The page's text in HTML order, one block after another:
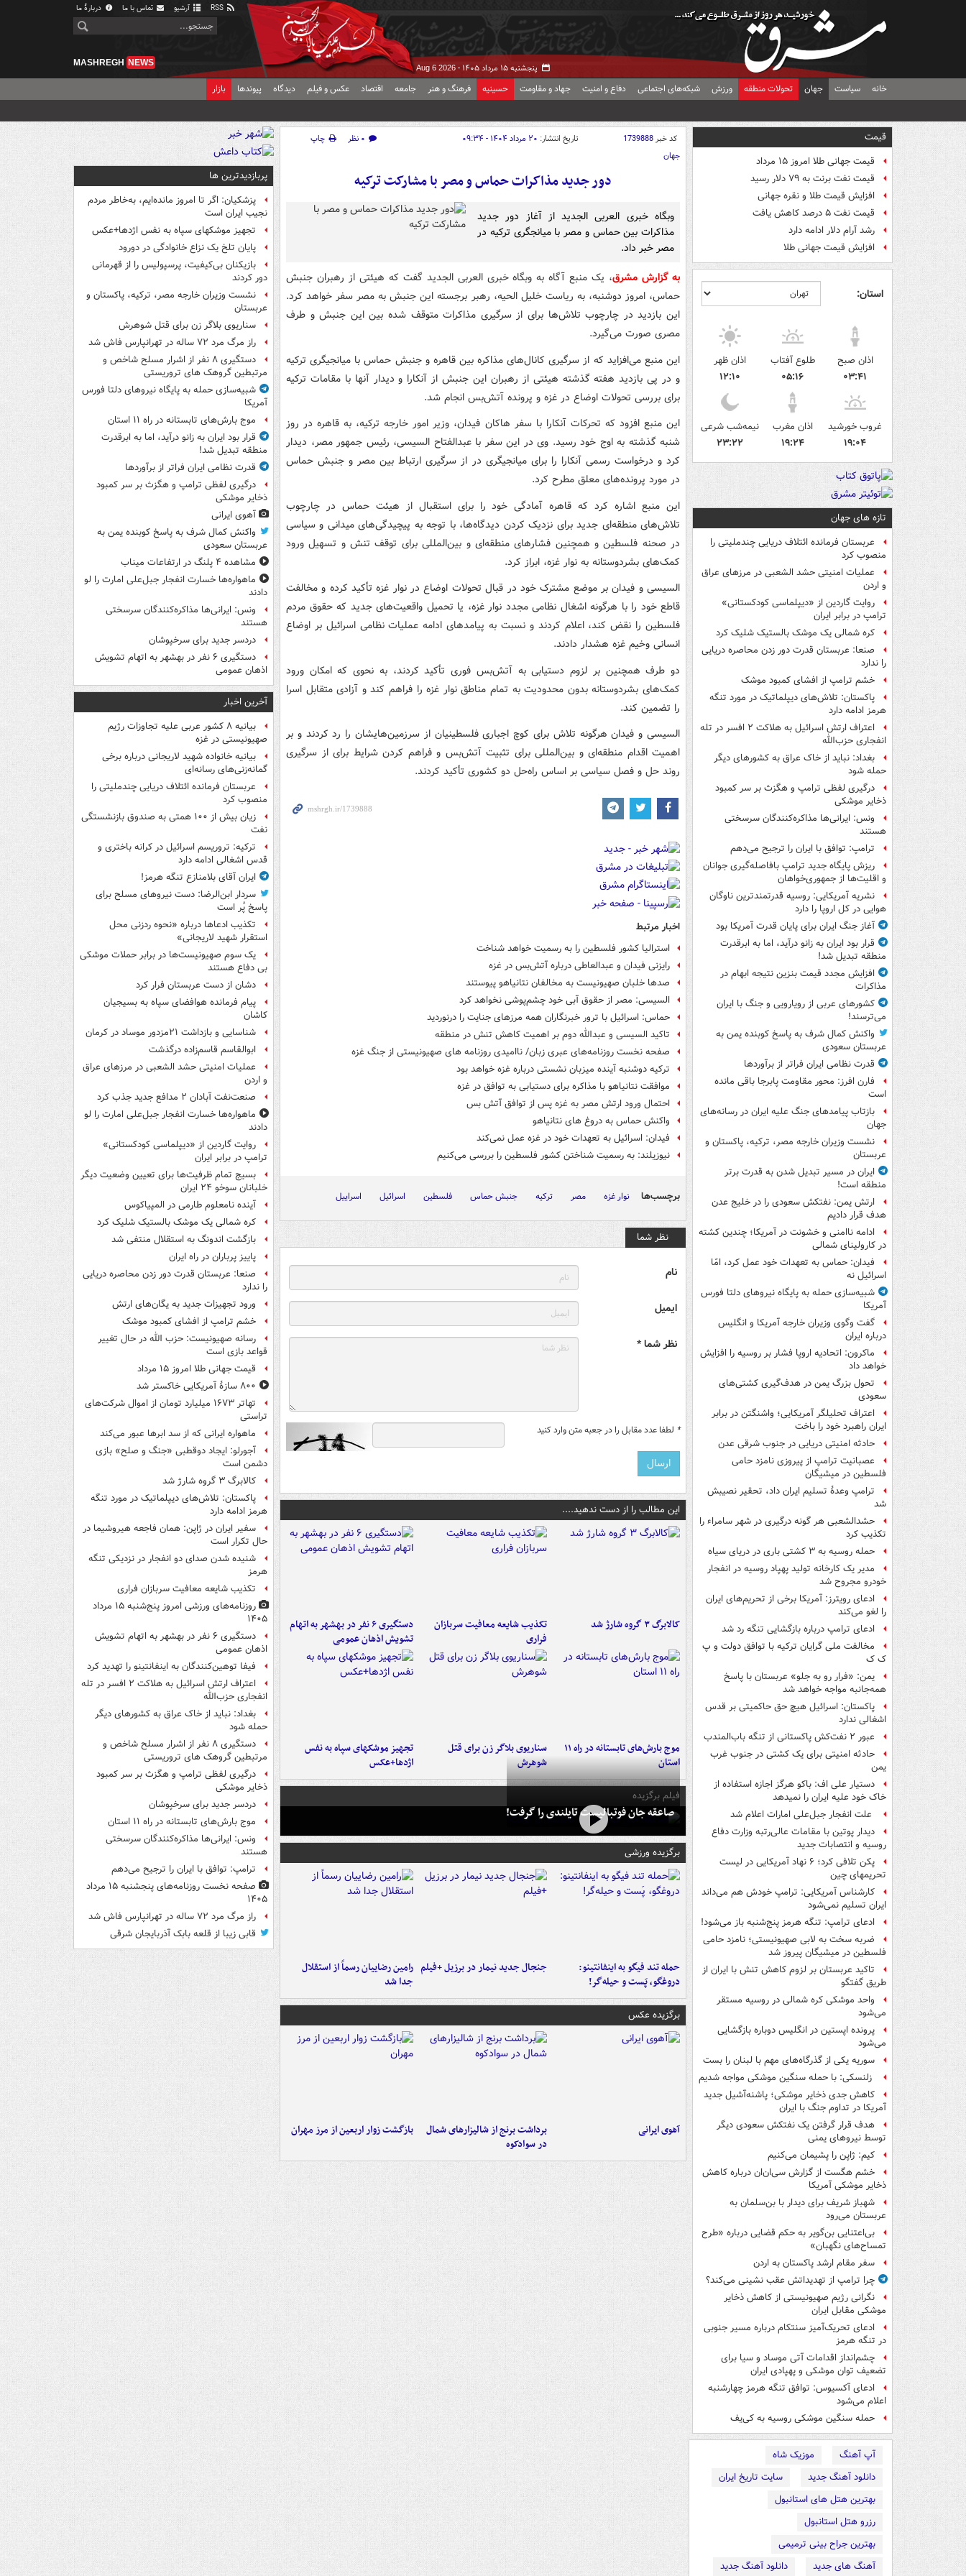
آرشیو تماس با ما دربارهٔ ما
پنجشنبه ۱۵ مرداد ۱۴۰۵ - Aug 6 2026
MASHREGH NEWS
خانه سیاست جهان تحولات منطقه ورزش شبکه‌های اجتماعی دفاع و امنیت جهاد و مقاومت حسینیه فرهنگ و هنر جامعه اقتصاد عکس و فیلم دیدگاه پیوندها بازار
قیمت
قیمت جهانی طلا امروز ۱۵ مرداد
قیمت نفت برنت به ۷۹ دلار رسید
افزایش قیمت طلا و نقره جهانی
قیمت نفت ۵ درصد کاهش یافت
رشد آرام دلار ادامه دارد
افزایش قیمت جهانی طلا
استان:
اذان صبح
۰۳:۴۱
طلوع آفتاب
۰۵:۱۶
اذان ظهر
۱۲:۱۰
غروب خورشید
۱۹:۰۴
اذان مغرب
۱۹:۲۴
نیمه‌شب شرعی
۲۳:۲۲
تازه های جهان
عربستان فرمانده ائتلاف دریایی چندملیتی را
منصوب کرد
عملیات امنیتی حشد الشعبی در مرزهای عراق
و اردن
روایت گاردین از «دیپلماسی کودکستانی»
ترامپ در برابر ایران
کره شمالی یک موشک بالستیک شلیک کرد
صنعا: عربستان قدرت دور زدن محاصره دریایی
را ندارد
خشم ترامپ از افشای کمبود موشک
پاکستان: تلاش‌های دیپلماتیک در مورد تنگه
هرمز ادامه دارد
اعتراف ارتش اسرائیل به هلاکت ۲ افسر در تله
انفجاری حزب‌الله
بغداد: نباید از خاک عراق به کشورهای دیگر
حمله شود
درگیری لفظی ترامپ و هگزث بر سر کمبود
ذخایر موشکی
ونس: ایرانی‌ها مذاکره‌کنندگان سرسختی
هستند
ترامپ: توافق با ایران را ترجیح می‌دهم
ریزش پایگاه جدید ترامپ بافاصله‌گیری جوانان
و اقلیت‌ها از جمهوری‌خواهان
نشریه آمریکایی: روسیه قدرتمندترین ناوگان
هوایی در کل اروپا را دارد
آغاز جنگ ایران برای پایان قدرت آمریکا بود
قرار بود ایران به زانو درآید، اما به ابرقدرت
منطقه تبدیل شد!
افزایش مجدد قیمت بنزین نتیجه ابهام در
مذاکرات
کشورهای عربی از رویارویی و جنگ با ایران
می‌ترسند!
واکنش کمال شرف به پاسخ کوبنده یمن به
عربستان سعودی
قدرت نظامی ایران فراتر از برآوردها
فارن افرز: محور مقاومت پابرجا باقی مانده
است
بازتاب پیامدهای جنگ علیه ایران در رسانه‌های
جهان
نشست وزیران خارجه مصر، ترکیه، پاکستان و
عربستان
ایران در مسیر تبدیل شدن به قدرت برتر
منطقه است!
ارتش یمن: نفتکش سعودی را در خلیج عدن
هدف قرار دادیم
ادامه ناامنی و خشونت در آمریکا؛ چندین کشته
در کارولینای شمالی
فیدان: حماس به تعهدات خود عمل کرد، امّا
اسرائیل نه
شبیه‌سازی حمله به پایگاه نیروهای دلتا فورس
آمریکا
گفت وگوی وزیران خارجه آمریکا و انگلیس
درباره ایران
ماکرون: اتحادیه اروپا فشار بر روسیه را افزایش
خواهد داد
تحول بزرگ یمن در هدف‌گیری کشتی‌های
سعودی
اعتراف تحلیلگر آمریکایی؛ واشنگتن در برابر
ایران راهبرد خود را باخت
حادثه امنیتی دریایی در جنوب شرقی عدن
عصبانیت ترامپ از پیروزی نامزد حامی
فلسطین در میشیگان
ترامپ وعدۀ تسلیم ایران داد، تحقیر نصیبش
شد
حشدالشعبی هر گونه درگیری در شهر سامراء را
تکذیب کرد
حمله روسیه به ۳ کشتی باری در دریای سیاه
مدیر یک کارخانه تولید پهپاد روسیه در انفجار
خودرو مجروح شد
ادعای رویترز: آمریکا برخی از تحریم‌های ایران
را لغو می‌کند
ادعای ترامپ درباره بازگشایی تنگه رد شد
مخالفت ملی گرایان ترکیه با توافق دولت و پ
ک ک
یمن: «فرار رو به جلو» عربستان با پاسخ
همه‌جانبه‌ مواجه خواهد شد
پاکستان: اسرائیل هیچ حق حاکمیتی بر قدس
اشغالی ندارد
عبور ۲ نفت‌کش پاکستانی از تنگه باب‌المندب
حادثه امنیتی برای یک کشتی در جنوب غرب
یمن
دستیار علی اف: باکو هرگز اجازه استفاده از
خاک خود علیه ایران را نمیدهد
علت انفجار جبل‌علی امارات اعلام شد
دیدار پوتین با مقامات عالی‌رتبه وزارت دفاع
روسیه و انتصابات جدید
پکن تلافی کرد؛ ۶ نهاد آمریکایی در لیست
تحریمهای چین
کارشناس آمریکایی: ترامپ خودش هم می‌داند
ایران تسلیم نمی‌شود
ادعای ترامپ: تنگه هرمز پنج‌شنبه باز می‌شود!
ضربه سخت به لابی صهیونیستی؛ نامزد حامی
فلسطین در میشیگان پیروز شد
تاکید عربستان بر لزوم کاهش تنش با ایران از
طریق گفتگو
واحد موشکی کره شمالی در روسیه مستقر
می‌شود
پرونده اپستین در انگلیس دوباره بازگشایی
می‌شود
سوریه یکی از گذرگاه‌های مهم با لبنان را بست
زلنسکی: با حمله سنگین موشکی مواجه شدیم
کاهش جدی ذخایر موشکی؛ پاشنه‌آشیل جدید
آمریکا در تداوم جنگ با ایران
هدف قرار گرفتن یک نفتکش سعودی دیگر
توسط نیروهای یمنی
کیم: ژاپن را پشیمان می‌کنیم
خشم هگست از گزارش سی‌ان‌ان درباره کاهش
ذخایر موشکی آمریکا
شهباز شریف برای دیدار با بن‌سلمان به
عربستان می‌رود
بی‌اعتنایی بن‌گویر به حکم قضایی درباره «طرح
تمساح‌های نگهبان»
سفر مقام ارشد پاکستان به اردن
چرا ترامپ از تهدیداتش عقب نشینی می‌کند؟
نگرانی رژیم صهیونیستی از کاهش ذخایر
موشکی مقابل ایران
ادعای تحریک‌آمیز سنتکام درباره مسیر جنوبی
در تنگه هرمز
چشم‌انداز اقدامات آتی موساد و سیا برای
تضعیف توان موشکی و پهپادی ایران
ادعای آکسیوس: توافق تنگه هرمز چهارشنبه
اعلام می‌شود
حمله سنگین موشکی روسیه به کی‌یف
آپ آهنگ
موزیک شاه
دانلود آهنگ جدید
سایت تاریخ ایران
بهترین هتل های استانبول
رزرو هتل استانبول
بهترین جراح بینی ترمیمی
آهنگ های جدید
دانلود آهنگ جدید
کد خبر1739888 تاریخ انتشار: ۲۰ مرداد ۱۴۰۴ - ۰۹:۳۴ ۰ نظر
چاپ
جهان
دور جدید مذاکرات حماس و مصر با مشارکت ترکیه
وبگاه خبری العربی الجدید از آغاز دور جدید
مذاکرات بین حماس و مصر با میانجگری ترکیه در
مصر خبر داد.
به گزارش مشرق، یک منبع آگاه به وبگاه خبری العربی الجدید گفت که هیئتی از رهبران جنبش
حماس، امروز دوشنبه، به ریاست خلیل الحیه، رهبر برجسته این جنبش به مصر سفر خواهد کرد.
این بازدید در چارچوب تلاش‌ها برای از سرگیری مذاکرات متوقف شده بین این جنبش و طرف
مصری صورت می‌گیرد.
این منبع می‌افزاید که از سرگیری کانال‌های مذاکره بین قاهره و جنبش حماس با میانجیگری ترکیه
و در پی بازدید هفته گذشته هیئتی از رهبران این جنبش از آنکارا و دیدار آنها با مقامات ترکیه
برای بررسی تحولات اوضاع در غزه و پرونده آتش‌بس انجام شد.
این منبع افزود که تحرکات آنکارا با سفر هاکان فیدان، وزیر امور خارجه ترکیه، به قاهره در روز
شنبه گذشته به اوج خود رسید. وی در این سفر با عبدالفتاح السیسی، رئیس جمهور مصر، دیدار
کرد و درخواست رسمی آنکارا را برای میانجیگری در از سرگیری ارتباط بین مصر و جنبش حماس
در مورد پرونده‌های معلق مطرح کرد.
این منبع اشاره کرد که قاهره آمادگی خود را برای استقبال از هیئت حماس در چارچوب
تلاش‌های منطقه‌ای جدید برای نزدیک کردن دیدگاه‌ها، با توجه به پیچیدگی‌های میدانی و سیاسی
در صحنه فلسطین و همچنین فشارهای منطقه‌ای و بین‌المللی برای توقف تنش و تسهیل ورود
کمک‌های بشردوستانه به نوار غزه، ابراز کرد.
السیسی و فیدان بر موضع مشترک خود در قبال تحولات اوضاع در نوار غزه تأکید کرده و مخالفت
قاطع خود را با هرگونه اشغال نظامی مجدد نوار غزه، یا تحمیل واقعیت‌های جدید که حقوق مردم
فلسطین را نقض کند، اعلام کردند و نسبت به پیامدهای ادامه عملیات نظامی اسرائیل بر اوضاع
انسانی وخیم غزه هشدار دادند.
دو طرف همچنین بر لزوم دستیابی به آتش‌بس فوری تأکید کردند، به نحوی که امکان ورود
کمک‌های بشردوستانه بدون محدودیت به تمام مناطق نوار غزه را فراهم کند و آزادی متقابل اسرا
را تضمین کند.
السیسی و فیدان هرگونه تلاش برای کوچ اجباری فلسطینیان از سرزمین‌هایشان را رد کردند و بر
اهمیت اقدام منطقه‌ای و بین‌المللی برای تثبیت آتش‌بس و فراهم کردن شرایط برای از سرگیری
روند حل و فصل سیاسی بر اساس راه‌حل دو کشوری تأکید کردند.
اخبار مرتبط
استرالیا کشور فلسطین را به رسمیت خواهد شناخت
رایزنی فیدان و عبدالعاطی درباره آتش‌بس در غزه
صدها خلبان صهیونیست به مخالفان نتانیاهو پیوستند
السیسی: مصر از حقوق آبی خود چشم‌پوشی نخواهد کرد
حماس: اسرائیل با ترور خبرنگاران همه مرزهای جنایت را درنوردید
تاکید السیسی و عبدالله دوم بر اهمیت کاهش تنش در منطقه
صفحه نخست روزنامه‌های عبری زبان/ ناامیدی روزنامه های صهیونیستی از جنگ غزه
ترکیه دوشنبه آینده میزبان نشستی درباره غزه خواهد بود
موافقت نتانیاهو با مذاکره برای دستیابی به توافق در غزه
احتمال ورود ارتش مصر به غزه پس از توافق آتش‌ بس
واکنش حماس به دروغ های نتانیاهو
فیدان: اسرائیل به تعهدات خود در غزه عمل نمی‌کند
نیوزیلند: به رسمیت شناختن کشور فلسطین را بررسی می‌کنیم
برچسب‌ها نوار غزه مصر ترکیه جنبش حماس فلسطین اسرائیل اسراییل
نظر شما
نام
ایمیل
نظر شما *
* لطفا عدد مقابل را در جعبه متن وارد کنید
این مطالب را از دست ندهید....
کالابرگ ۳ گروه شارژ شد
تکذیب شایعه معافیت سربازان
فراری
دستگیری ۶ نفر در بهشهر به اتهام
تشویش اذهان عمومی
موج بارش‌های تابستانه در راه ۱۱
استان
سناریوی بلاگر زن برای قتل
شوهرش
تجهیز موشکهای سپاه به نفس
اژدها+عکس
فیلم برگزیده
صاعقه جان فوتبالیست تایلندی را گرفت!
برگزیده ورزشی
حمله تند فیگو به اینفانتینو:
دروغگو، پَست‌ و حیله‌گر!
جنجال جدید نیمار در برزیل +فیلم رامین رضاییان رسماً از استقلال
جدا شد
برگزیده عکس
آهوی ایرانی
برداشت برنج از شالیزارهای شمال
در سوادکوه
بازگشت زوار اربعین از مرز مهران
پربازدیدترین ها
پزشکیان: اگر تا امروز مانده‌ایم، به‌خاطر مردم
نجیب ایران است
تجهیز موشکهای سپاه به نفس اژدها+عکس
پایان تلخ یک نزاع خانوادگی در دورود
بازیکنان بی‌کیفیت، پرسپولیس را از قهرمانی
دور کردند
نشست وزیران خارجه مصر، ترکیه، پاکستان و
عربستان
سناریوی بلاگر زن برای قتل شوهرش
راز مرگ مرد ۷۲ ساله در تهرانپارس فاش شد
دستگیری ۸ نفر از اشرار مسلح شاخص و
مرتبطین گروهک های تروریستی
شبیه‌سازی حمله به پایگاه نیروهای دلتا فورس
آمریکا
موج بارش‌های تابستانه در راه ۱۱ استان
قرار بود ایران به زانو درآید، اما به ابرقدرت
منطقه تبدیل شد!
قدرت نظامی ایران فراتر از برآوردها
درگیری لفظی ترامپ و هگزث بر سر کمبود
ذخایر موشکی
آهوی ایرانی
واکنش کمال شرف به پاسخ کوبنده یمن به
عربستان سعودی
مشاهده ۴ پلنگ در ارتفاعات میناب
ماهواره‌ها خسارت انفجار جبل‌علی امارت را لو
دادند
ونس: ایرانی‌ها مذاکره‌کنندگان سرسختی
هستند
دردسر جدید برای سرخپوشان
دستگیری ۶ نفر در بهشهر به اتهام تشویش
اذهان عمومی
آخرین اخبار
بیانیه ۸ کشور عربی علیه تجاوزات رژیم
صهیونیستی در غزه
بیانیه خانواده شهید لاریجانی درباره برخی
گمانه‌زنی‌های رسانه‌ای
عربستان فرمانده ائتلاف دریایی چندملیتی را
منصوب کرد
زیان بیش از ۱۰۰ همتی به صندوق‌ بازنشستگی
نفت
ترکیه: تروریسم اسرائیل در کرانه باختری و
قدس اشغالی ادامه دارد
ایران آقای بلامنازع تنگه هرمز!
سردار ابن‌الرضا: دست نیروهای مسلح برای
پاسخ پُر است
تکذیب ادعاها درباره «نحوه ردزنی محل
استقرار شهید لاریجانی»
یک‌ سوم صهیونیست‌ها در برابر حملات موشکی
بی دفاع هستند
دشان از دست عربستان فرار کرد
پیام فرمانده هوافضای سپاه به بسیجیان
کاشان
شناسایی و بازداشت ۲۱مزدور موساد در کرمان
ابوالقاسم قاسم‌زاده درگذشت
عملیات امنیتی حشد الشعبی در مرزهای عراق
و اردن
صنعت‌نفت آبادان ۲ مدافع جدید جذب کرد
ماهواره‌ها خسارت انفجار جبل‌علی امارت را لو
دادند
روایت گاردین از «دیپلماسی کودکستانی»
ترامپ در برابر ایران
بسیج تمام ظرفیت‌ها برای تعیین وضعیت دیگر
خلبانان سوخو ۲۴ ایران
آینده نامعلوم طارمی در المپیاکوس
کره شمالی یک موشک بالستیک شلیک کرد
بازگشت اندونگ به استقلال منتفی شد
پاییز پرباران در راه ایران
صنعا: عربستان قدرت دور زدن محاصره دریایی
را ندارد
ورود تجهیزات جدید به یگان‌های ارتش
خشم ترامپ از افشای کمبود موشک
رسانه صهیونیست: حزب الله در حال تغییر
قواعد بازی است
قیمت جهانی طلا امروز ۱۵ مرداد
۸۰۰ سازۀ آمریکایی خاکستر شد
تهاتر ۱۶۷۳ میلیارد تومان از اموال شرکت‌های
تراستی
ماهواره ایرانی که از سد ابرها عبور می‌کند
آجورلو: ایجاد دوقطبی «جنگ و صلح‌» بازی
دشمن است
کالابرگ ۳ گروه شارژ شد
پاکستان: تلاش‌های دیپلماتیک در مورد تنگه
هرمز ادامه دارد
سفیر ایران در ژاپن: همان فاجعه هیروشیما در
حال تکرار است
شنیده شدن صدای دو انفجار در نزدیکی تنگه
هرمز
تکذیب شایعه معافیت سربازان فراری
روزنامه‌های ورزشی امروز پنج‌شنبه ۱۵ مرداد
۱۴۰۵
دستگیری ۶ نفر در بهشهر به اتهام تشویش
اذهان عمومی
فیفا توهین‌کنندگان به اینفانتینو را تهدید کرد
اعتراف ارتش اسرائیل به هلاکت ۲ افسر در تله
انفجاری حزب‌الله
بغداد: نباید از خاک عراق به کشورهای دیگر
حمله شود
دستگیری ۸ نفر از اشرار مسلح شاخص و
مرتبطین گروهک های تروریستی
درگیری لفظی ترامپ و هگزث بر سر کمبود
ذخایر موشکی
دردسر جدید برای سرخپوشان
موج بارش‌های تابستانه در راه ۱۱ استان
ونس: ایرانی‌ها مذاکره‌کنندگان سرسختی
هستند
ترامپ: توافق با ایران را ترجیح می‌دهم
صفحه نخست روزنامه‌های پنجشنبه ۱۵ مرداد
۱۴۰۵
راز مرگ مرد ۷۲ ساله در تهرانپارس فاش شد
قابی زیبا از قلعه بابک آذربایجان شرقی